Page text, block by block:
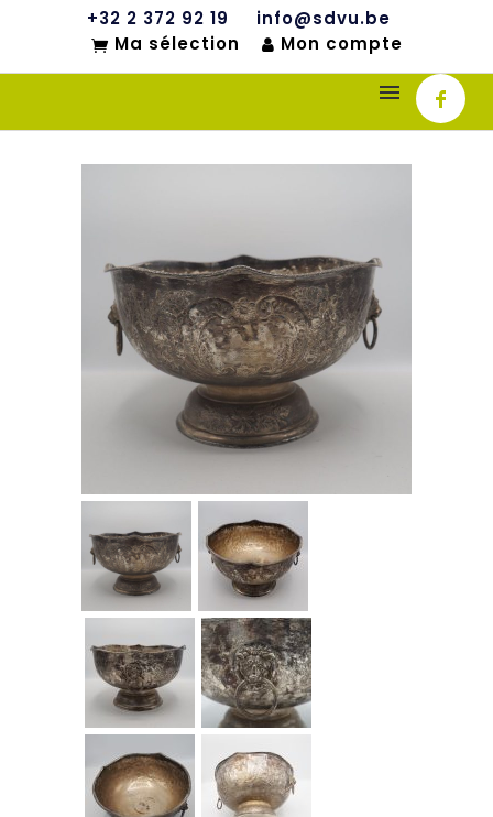
+32 2 372 92 19
info@sdvu.be
Ma sélection
Mon compte